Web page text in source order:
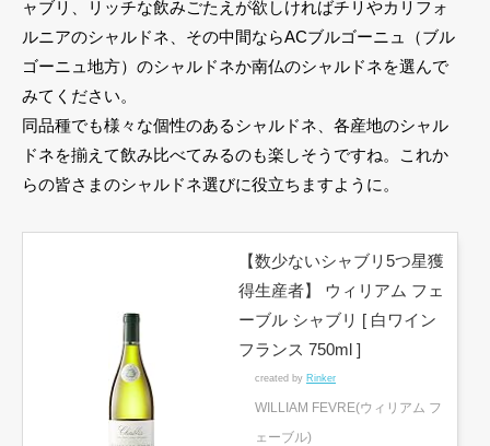
ャブリ、リッチな飲みごたえが欲しければチリやカリフォ
ルニアのシャルドネ、その中間ならACブルゴーニュ（ブル
ゴーニュ地方）のシャルドネか南仏のシャルドネを選んで
みてください。
同品種でも様々な個性のあるシャルドネ、各産地のシャル
ドネを揃えて飲み比べてみるのも楽しそうですね。これか
らの皆さまのシャルドネ選びに役立ちますように。
【数少ないシャブリ5つ星獲
得生産者】 ウィリアム フェ
ーブル シャブリ [ 白ワイン
フランス 750ml ]
created by Rinker
WILLIAM FEVRE(ウィリアム フ
ェーブル)